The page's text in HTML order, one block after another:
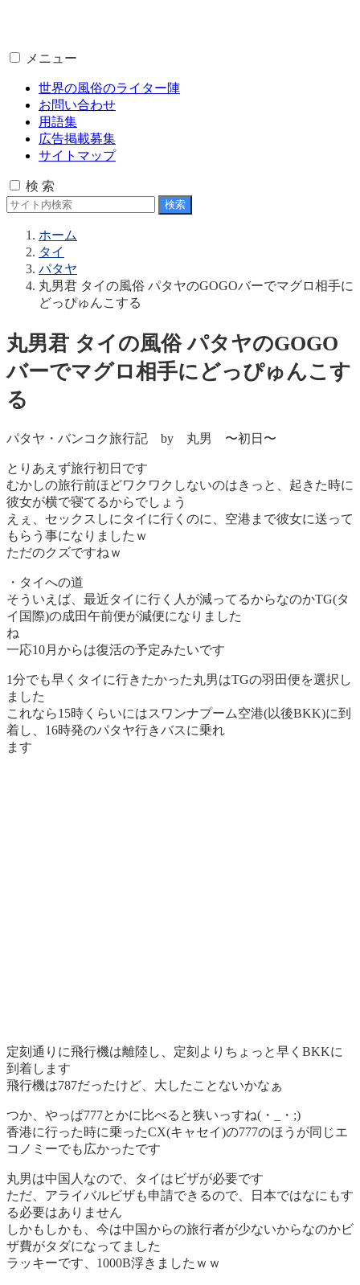
メニュー
世界の風俗のライター陣
お問い合わせ
用語集
広告掲載募集
サイトマップ
検 索
ホーム
タイ
パタヤ
丸男君 タイの風俗 パタヤのGOGOバーでマグロ相手に
どっぴゅんこする
丸男君 タイの風俗 パタヤのGOGO
バーでマグロ相手にどっぴゅんこす
る
パタヤ・バンコク旅行記 by 丸男 〜初日〜
とりあえず旅行初日です
むかしの旅行前ほどワクワクしないのはきっと、起きた時に
彼女が横で寝てるからでしょう
えぇ、セックスしにタイに行くのに、空港まで彼女に送って
もらう事になりましたｗ
ただのクズですねｗ
・タイへの道
そういえば、最近タイに行く人が減ってるからなのかTG(タ
イ国際)の成田午前便が減便になりました
ね
一応10月からは復活の予定みたいです
1分でも早くタイに行きたかった丸男はTGの羽田便を選択し
ました
これなら15時くらいにはスワンナプーム空港(以後BKK)に到
着し、16時発のパタヤ行きバスに乗れ
ます
定刻通りに飛行機は離陸し、定刻よりちょっと早くBKKに
到着します
飛行機は787だったけど、大したことないかなぁ
つか、やっぱ777とかに比べると狭いっすね(・_・;)
香港に行った時に乗ったCX(キャセイ)の777のほうが同じエ
コノミーでも広かったです
丸男は中国人なので、タイはビザが必要です
ただ、アライバルビザも申請できるので、日本ではなにもす
る必要はありません
しかもしかも、今は中国からの旅行者が少ないからなのかビ
ザ費がタダになってました
ラッキーです、1000B浮きましたｗｗ